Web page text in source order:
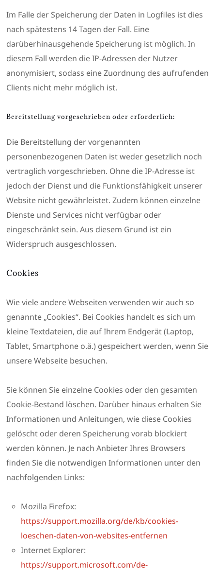
Im Falle der Speicherung der Daten in Logfiles ist dies
nach spätestens 14 Tagen der Fall. Eine
darüberhinausgehende Speicherung ist möglich. In
diesem Fall werden die IP-Adressen der Nutzer
anonymisiert, sodass eine Zuordnung des aufrufenden
Clients nicht mehr möglich ist.
Bereitstellung vorgeschrieben oder erforderlich:
Die Bereitstellung der vorgenannten
personenbezogenen Daten ist weder gesetzlich noch
vertraglich vorgeschrieben. Ohne die IP-Adresse ist
jedoch der Dienst und die Funktionsfähigkeit unserer
Website nicht gewährleistet. Zudem können einzelne
Dienste und Services nicht verfügbar oder
eingeschränkt sein. Aus diesem Grund ist ein
Widerspruch ausgeschlossen.
Cookies
Wie viele andere Webseiten verwenden wir auch so
genannte „Cookies“. Bei Cookies handelt es sich um
kleine Textdateien, die auf Ihrem Endgerät (Laptop,
Tablet, Smartphone o.ä.) gespeichert werden, wenn Sie
unsere Webseite besuchen.
Sie können Sie einzelne Cookies oder den gesamten
Cookie-Bestand löschen. Darüber hinaus erhalten Sie
Informationen und Anleitungen, wie diese Cookies
gelöscht oder deren Speicherung vorab blockiert
werden können. Je nach Anbieter Ihres Browsers
finden Sie die notwendigen Informationen unter den
nachfolgenden Links:
Mozilla Firefox:
https://support.mozilla.org/de/kb/cookies-
loeschen-daten-von-websites-entfernen
Internet Explorer:
https://support.microsoft.com/de-